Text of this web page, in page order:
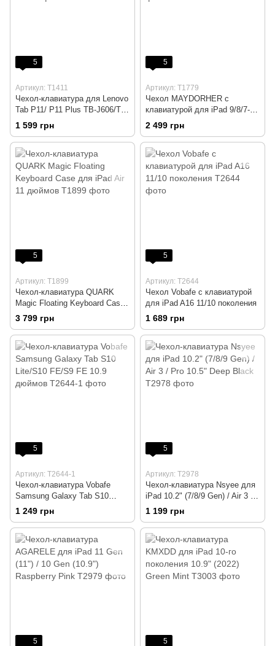
5
Артикул: T1411
Чехол-клавиатура для Lenovo
Tab P11/ P11 Plus TB-J606/TB-
J607 GYSDCAZ
1 599 грн
5
Артикул: T1779
Чехол MAYDORHER с
клавиатурой для iPad 9/8/7-го
поколения 10,2
2 499 грн
5
Артикул: T1899
Чехол-клавиатура QUARK
Magic Floating Keyboard Case
для iPad Air 11 дюймов
3 799 грн
5
Артикул: T2644
Чехол Vobafe с клавиатурой
для iPad A16 11/10 поколения
1 689 грн
5
Артикул: T2644-1
Чехол-клавиатура Vobafe
Samsung Galaxy Tab S10
Lite/S10 FE/S9 FE 10.9
дюймов
1 249 грн
5
Артикул: T2978
Чехол-клавиатура Nsyee для
iPad 10.2" (7/8/9 Gen) / Air 3 /
Pro 10.5" Deep Black
1 199 грн
5 5